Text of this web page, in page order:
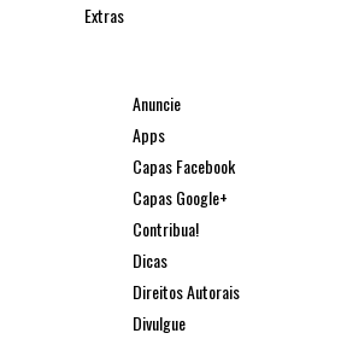
Extras
Anuncie
Apps
Capas Facebook
Capas Google+
Contribua!
Dicas
Direitos Autorais
Divulgue